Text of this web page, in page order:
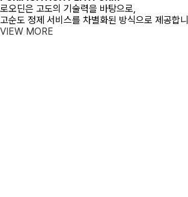
로오딘은 고도의 기술력을 바탕으로,
고순도 정제 서비스를 차별화된 방식으로 제공합
VIEW MORE